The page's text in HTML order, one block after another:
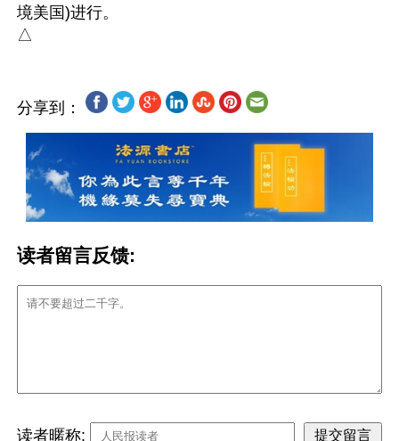
境美国)进行。
分享到：
读者留言反馈:
读者暱称: